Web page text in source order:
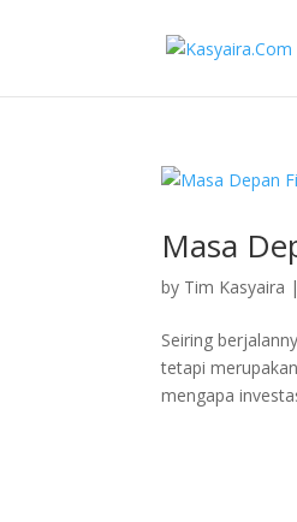
Masa
by Tim Kasyaira |
Seiring
tetapi
mengapa